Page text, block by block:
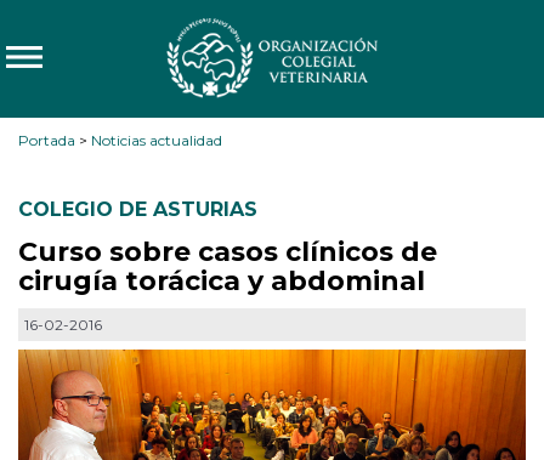
Portada > Noticias actualidad
COLEGIO DE ASTURIAS
Curso sobre casos clínicos de
cirugía torácica y abdominal
16-02-2016